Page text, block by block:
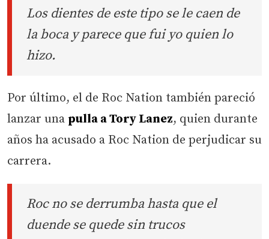
Los dientes de este tipo se le caen de
la boca y parece que fui yo quien lo
hizo.
Por último, el de Roc Nation también pareció
lanzar una pulla a Tory Lanez, quien durante
años ha acusado a Roc Nation de perjudicar su
carrera.
Roc no se derrumba hasta que el
duende se quede sin trucos